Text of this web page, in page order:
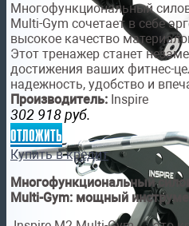
Многофункциональный
Multi-Gym сочетает в себе
высокое качество
Этот тренажер станет
достижения ваших фитнес-
надежность, удобство и
Производитель: Inspire
302 918 руб.
отложить
Купить в кредит
Многофункциональный
Multi-Gym: мощный